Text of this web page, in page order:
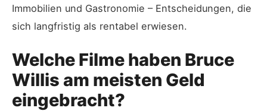
Immobilien und Gastronomie – Entscheidungen, die
sich langfristig als rentabel erwiesen.
Welche Filme haben Bruce
Willis am meisten Geld
eingebracht?